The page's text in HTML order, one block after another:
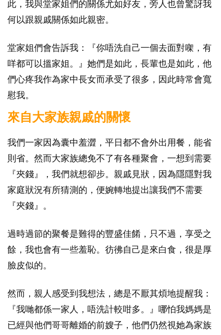
此，我與堂家姐們的關係尤如好友，旁人也曾驚訝我
何以跟親戚關係如此親密。
堂家姐們會告訴我：『你唔洗自己一個去面對㗎，有
咩都可以搵家姐。』她們是如此，長輩也是如此，他
們心疼我作為家中長女而承受了很多，因此時常會寬
慰我。
來自大家族親戚的關懷
我們一家因為囊中羞澀，平日都不會外出用餐，能省
則省。然而大家族總免不了有各種聚會，一想到需要
『夾錢』，我們就想卻步。親戚見狀，因為隱隱對我
家庭狀況有所猜測的，便婉轉地提出讓我們不需要
『夾錢』。
過時過節的聚餐是難得的豐盛佳餚，只不過，享受之
餘，我也會有一些羞恥。彷彿自己是來白食，很是厚
臉皮似的。
然而，親人感受到我想法，總是不厭其煩地提醒我：
『我哋都係一家人，唔洗計較咁多。』哪怕我媽媽是
已經與他們哥哥離婚的前嫂子，他們仍然視她為家族